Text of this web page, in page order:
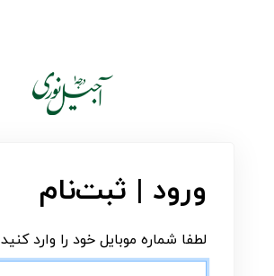
ورود | ثبت‌نام
لطفا شماره موبایل خود را وارد کنید